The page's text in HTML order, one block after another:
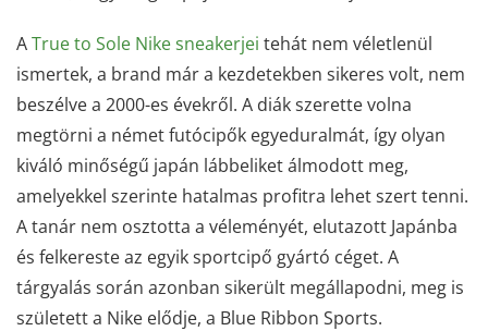
ATrue to Sole Nike sneakerjei tehát nem véletlenül
ismertek, a brand már a kezdetekben sikeres volt, nem
beszélve a 2000-es évekről. A diák szerette volna
megtörni a német futócipők egyeduralmát, így olyan
kiváló minőségű japán lábbeliket álmodott meg,
amelyekkel szerinte hatalmas profitra lehet szert tenni.
A tanár nem osztotta a véleményét, elutazott Japánba
és felkereste az egyik sportcipő gyártó céget. A
tárgyalás során azonban sikerült megállapodni, meg is
született a Nike elődje, a Blue Ribbon Sports.